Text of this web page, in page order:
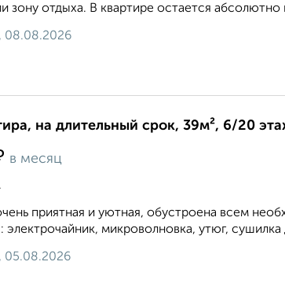
зону отдыха. В квартире остается абсолютно
08.08.2026
на длительный срок, 39м², 6/20
в месяц
приятная и уютная, обустроена всем
электрочайник, микроволновка, утюг, сушилка
05.08.2026